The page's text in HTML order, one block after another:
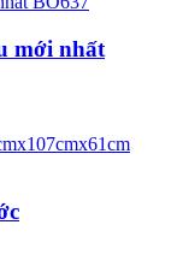
mới nhất